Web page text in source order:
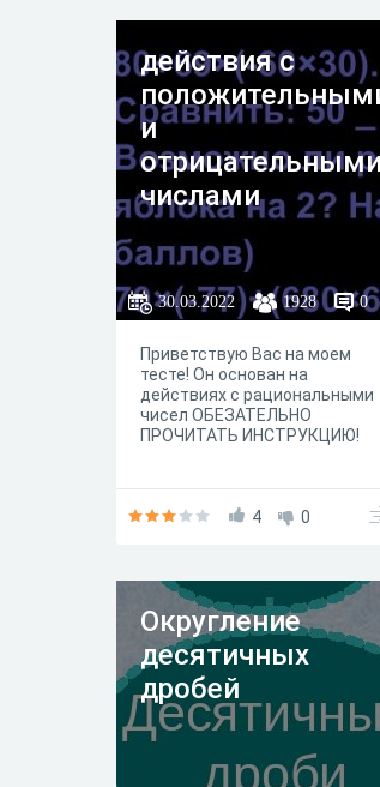
действия с
и
числами
30.03.2022 1928 0
Приветствую Вас на моем
тесте! Он основан на
действиях с рациональными
чисел ОБЕЗАТЕЛЬНО
ПРОЧИТАТЬ ИНСТРУКЦИЮ!
4 0
Округление
десятичных
дробей